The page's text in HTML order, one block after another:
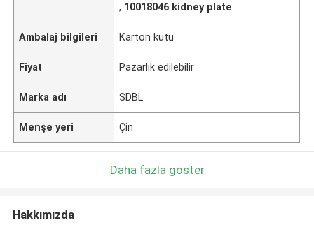
, 10018046 kidney plate
Ambalaj bilgileri Karton kutu
Fiyat Pazarlık edilebilir
Marka adı SDBL
Menşe yeri Çin
Daha fazla göster
Hakkımızda